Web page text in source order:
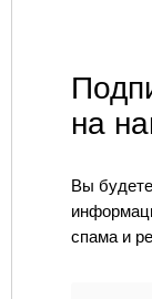
на
Вы
спама и
Подключение к
Экспресс-
ИИ в
Защита
Анализ
Аудит ИБ
Анти-DDoS